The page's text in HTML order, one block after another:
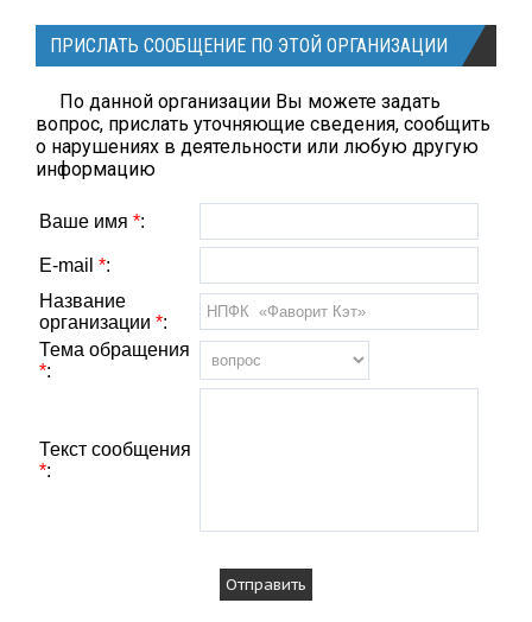
ПРИСЛАТЬ СООБЩЕНИЕ ПО ЭТОЙ ОРГАНИЗАЦИИ
По данной организации Вы можете задать
вопрос, прислать уточняющие сведения, сообщить
о нарушениях в деятельности или любую другую
информацию
Ваше имя *:
E-mail *:
Название
организации *:
Тема обращения
*:
Текст сообщения
*: